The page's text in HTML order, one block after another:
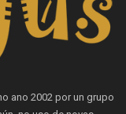
ano 2002 por un grupo